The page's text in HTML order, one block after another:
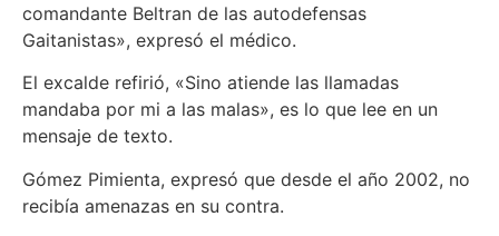
comandante Beltran de las autodefensas
Gaitanistas», expresó el médico.
El excalde refirió, «Sino atiende las llamadas
mandaba por mi a las malas», es lo que lee en un
mensaje de texto.
Gómez Pimienta, expresó que desde el año 2002, no
recibía amenazas en su contra.